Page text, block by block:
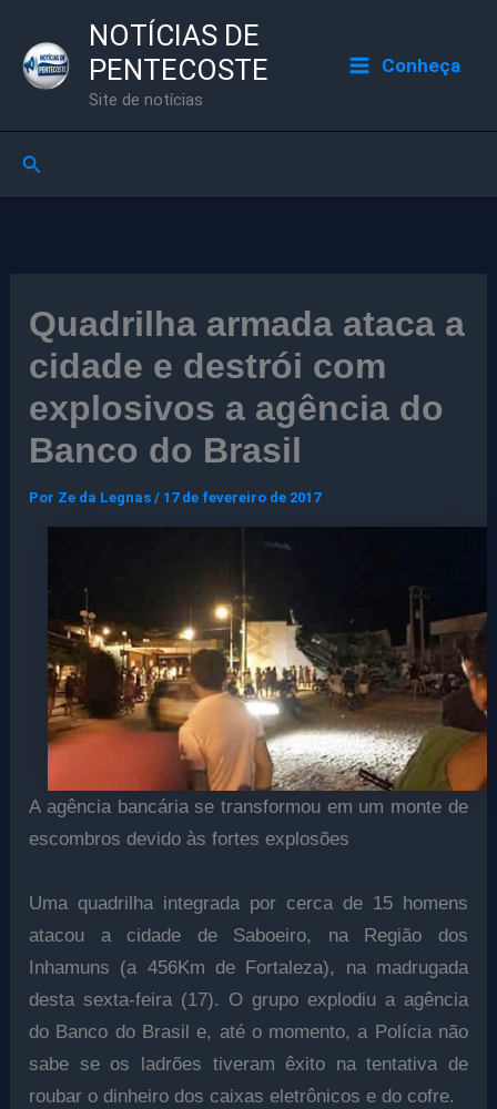
para
NOTÍCIAS DE
PENTECOSTE
Site de notícias
Conheça
Pesquisar
Quadrilha armada ataca a
cidade e destrói com
explosivos a agência do
Banco do Brasil
Por Ze da Legnas/ 17 de fevereiro de 2017
A agência bancária se transformou em um monte de
escombros devido às fortes explosões
Uma quadrilha integrada por cerca de 15 homens
atacou a cidade de Saboeiro, na Região dos
Inhamuns (a 456Km de Fortaleza), na madrugada
desta sexta-feira (17). O grupo explodiu a agência
do Banco do Brasil e, até o momento, a Polícia não
sabe se os ladrões tiveram êxito na tentativa de
roubar o dinheiro dos caixas eletrônicos e do cofre.